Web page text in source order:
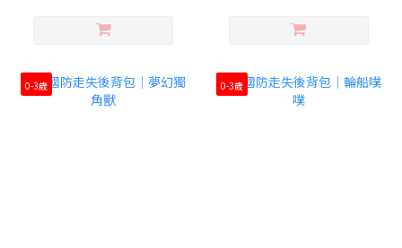
0-3歲 0-3歲